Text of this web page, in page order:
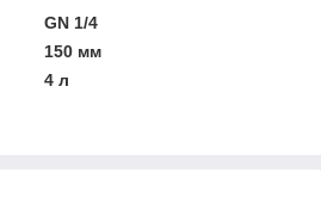
GN 1/4
150 мм
4 л